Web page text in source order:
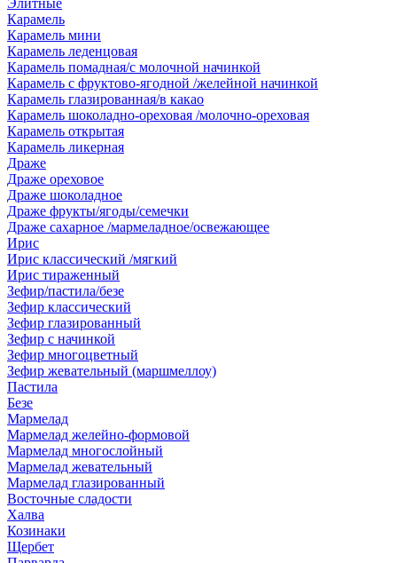
Элитные
Карамель
Карамель мини
Карамель леденцовая
Карамель помадная/с молочной начинкой
Карамель с фруктово-ягодной /желейной начинкой
Карамель глазированная/в какао
Карамель шоколадно-ореховая /молочно-ореховая
Карамель открытая
Карамель ликерная
Драже
Драже ореховое
Драже шоколадное
Драже фрукты/ягоды/семечки
Драже сахарное /мармеладное/освежающее
Ирис
Ирис классический /мягкий
Ирис тираженный
Зефир/пастила/безе
Зефир классический
Зефир глазированный
Зефир с начинкой
Зефир многоцветный
Зефир жевательный (маршмеллоу)
Пастила
Безе
Мармелад
Мармелад желейно-формовой
Мармелад многослойный
Мармелад жевательный
Мармелад глазированный
Восточные сладости
Халва
Козинаки
Щербет